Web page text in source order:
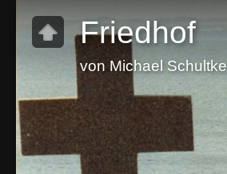
Friedhof
von Michael Schultke